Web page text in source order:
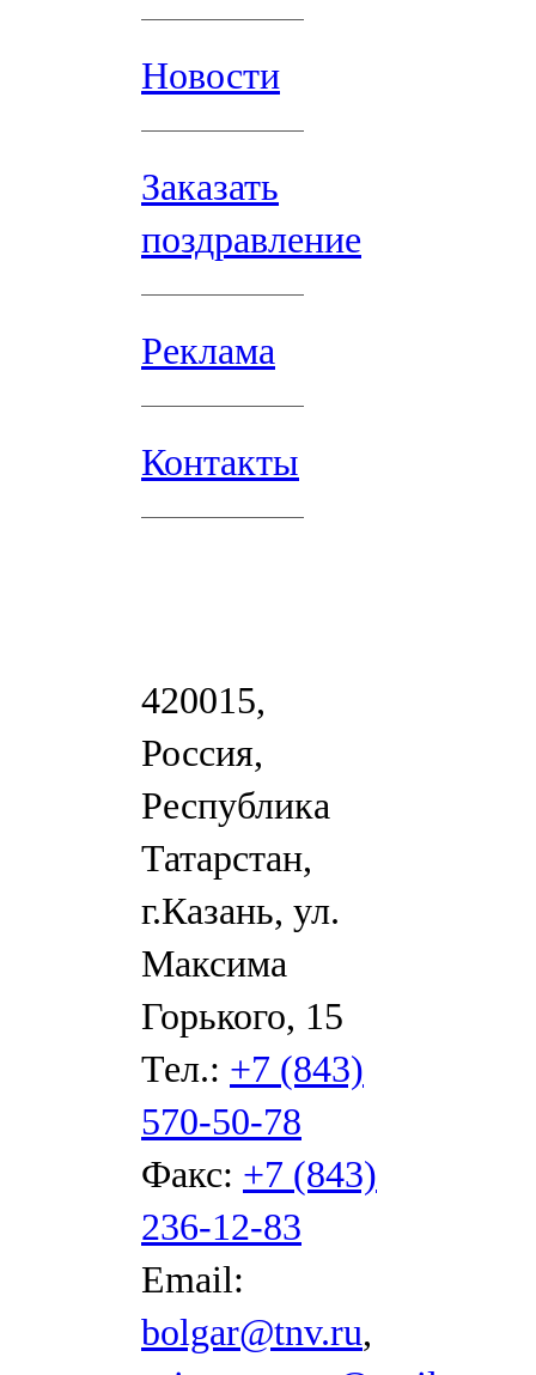
Новости
Заказать
поздравление
Реклама
Контакты
420015,
Россия,
Республика
Татарстан,
г.Казань, ул.
Максима
Горького, 15
Тел.: +7 (843)
570-50-78
Факс: +7 (843)
236-12-83
Email:
bolgar@tnv.ru,